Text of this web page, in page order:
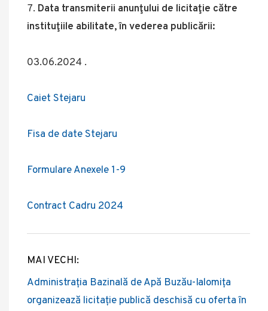
Data transmiterii anunţului de licitaţie către
instituţiile abilitate, în vederea publicării:
03.06.2024 .
Caiet Stejaru
Fisa de date Stejaru
Formulare Anexele 1-9
Contract Cadru 2024
Post
navigation
MAI VECHI:
Administrația Bazinală de Apă Buzău-Ialomița
organizează licitație publică deschisă cu oferta în